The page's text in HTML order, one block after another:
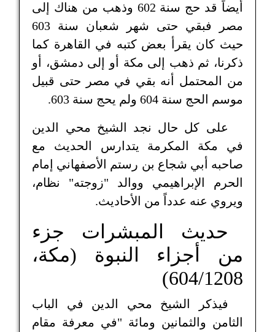
أيضاً قد حج سنة 602 وذهب من هناك إلى
مصر فبقي حتى شهر شعبان سنة 603
حيث كان يقرأ بعض كتبه في القاهرة كما
ذكرنا، ثم ذهب إلى مكة أو إلى دمشق، أو
من المحتمل أنه بقي في مصر حتى قبيل
موسم الحج سنة 604 ولم يحج سنة 603.
على كل حال نجد الشيخ محي الدين
في مكة المكرمة يتدارس الحديث مع
صاحبه أبي شجاع بن رستم الأصفهاني إمام
الحرم الإبراهيمي ووالد "زوجته" نظام،
ويروي عنه عدداً من الأحاديث.
حديث المبشرات جزء
من أجزاء النبوة (مكة،
604/1208)
فيذكر الشيخ محي الدين في الباب
الثامن والثمانين ومائة "في معرفة مقام